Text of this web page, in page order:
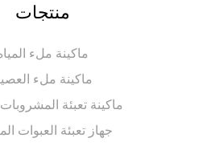
منتجات
ماكينة ملء المياه
ماكينة ملء العصير
ماكينة تعبئة المشروبات الغازية
جهاز تعبئة العبوات المعدنية